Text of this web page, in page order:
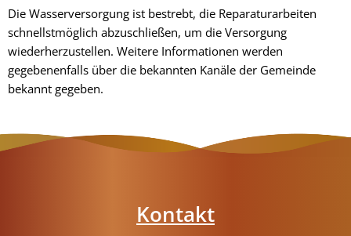
Die Wasserversorgung ist bestrebt, die Reparaturarbeiten
schnellstmöglich abzuschließen, um die Versorgung
wiederherzustellen. Weitere Informationen werden
gegebenenfalls über die bekannten Kanäle der Gemeinde
bekannt gegeben.
Kontakt